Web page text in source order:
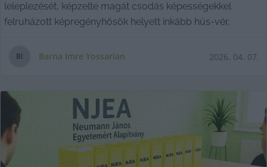
leleplezését, képzelte magát csodás képességekkel
felruházott képregényhősök helyett inkább hús-vér,
BI Barna Imre Yossarian 2026. 04. 07.